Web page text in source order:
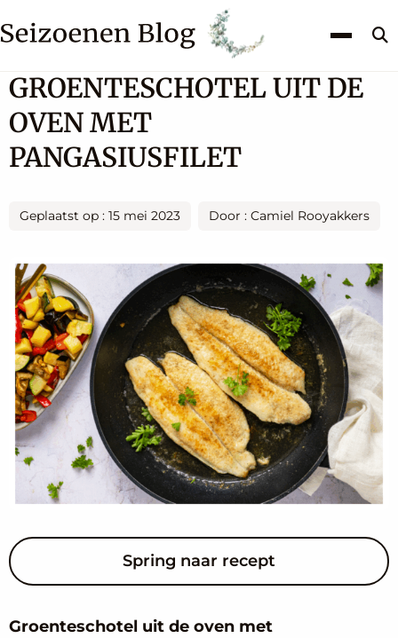
GROENTESCHOTEL UIT DE
OVEN MET
PANGASIUSFILET
Geplaatst op : 15 mei 2023 Door : Camiel Rooyakkers
Spring naar recept
Groenteschotel uit de oven met